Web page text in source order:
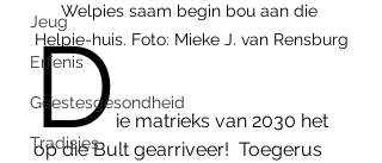
Jeug
Erfenis
Geestesgesondheid
Tradisies
Welpies saam begin bou aan die
Helpie-huis. Foto: Mieke J. van Rensburg
Die matrieks van 2030 het
op die Bult gearriveer!  Toegerus